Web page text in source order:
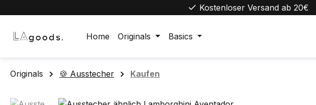
Kostenloser Versand ab 20€
Home Originals Basics
Originals 🍪 Ausstecher Kaufen